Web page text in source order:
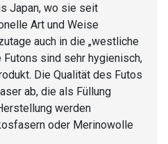
Japan, wo sie seit
Art und Weise
auch in die „westliche
sind sehr hygienisch,
Die Qualität des Futos
ab, die als Füllung
werden
oder Merinowolle